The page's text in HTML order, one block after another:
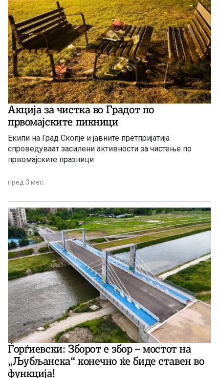
технолошки промени.
Акција за чистка во Градот по
првомајските пикници
Екипи на Град Скопје и јавните претпријатија
спроведуваат засилени активности за чистење по
првомајските празници
пред 3 мес.
Ѓорѓиевски: Зборот е збор – мостот на
„Љубљанска“ конечно ќе биде ставен во
функција!